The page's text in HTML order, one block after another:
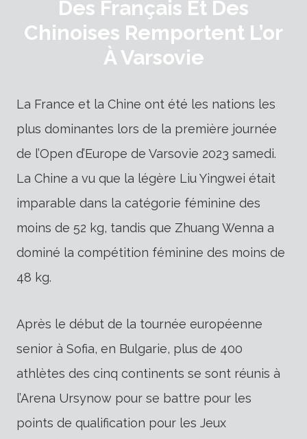
Des Français Et Des
Chinoises Remportent L’or
À Varsovie
La France et la Chine ont été les nations les
plus dominantes lors de la première journée
de l’Open d’Europe de Varsovie 2023 samedi.
La Chine a vu que la légère Liu Yingwei était
imparable dans la catégorie féminine des
moins de 52 kg, tandis que Zhuang Wenna a
dominé la compétition féminine des moins de
48 kg.
Après le début de la tournée européenne
senior à Sofia, en Bulgarie, plus de 400
athlètes des cinq continents se sont réunis à
l’Arena Ursynow pour se battre pour les
points de qualification pour les Jeux